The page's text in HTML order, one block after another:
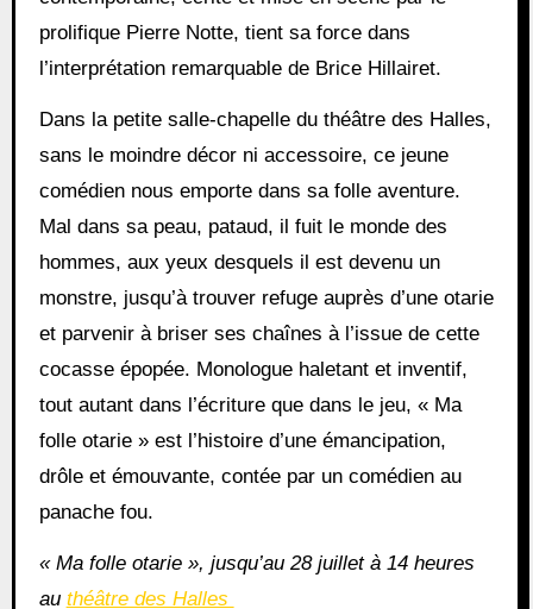
prolifique Pierre Notte, tient sa force dans
l’interprétation remarquable de Brice Hillairet.
Dans la petite salle-chapelle du théâtre des Halles,
sans le moindre décor ni accessoire, ce jeune
comédien nous emporte dans sa folle aventure.
Mal dans sa peau, pataud, il fuit le monde des
hommes, aux yeux desquels il est devenu un
monstre, jusqu’à trouver refuge auprès d’une otarie
et parvenir à briser ses chaînes à l’issue de cette
cocasse épopée. Monologue haletant et inventif,
tout autant dans l’écriture que dans le jeu, « Ma
folle otarie » est l’histoire d’une émancipation,
drôle et émouvante, contée par un comédien au
panache fou.
« Ma folle otarie », jusqu’au 28 juillet à 14 heures
au théâtre des Halles